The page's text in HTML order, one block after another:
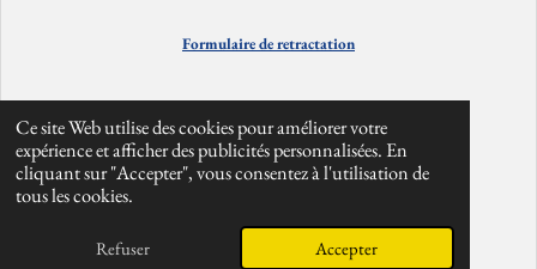
Ce site Web utilise des cookies pour améliorer votre
expérience et afficher des publicités personnalisées. En
cliquant sur "Accepter", vous consentez à l'utilisation de
tous les cookies.
Refuser Accepter
Formulaire de retractation
Info divers
Webador